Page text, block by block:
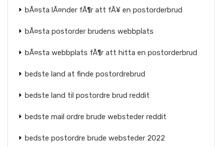
bÃ¤sta lÃ¤nder fÃ¶r att fÃ¥ en postorderbrud
bÃ¤sta postorder brudens webbplats
bÃ¤sta webbplats fÃ¶r att hitta en postorderbrud
bedste land at finde postordrebrud
bedste land til postordre brud reddit
bedste mail ordre brude websteder reddit
bedste postordre brude websteder 2022